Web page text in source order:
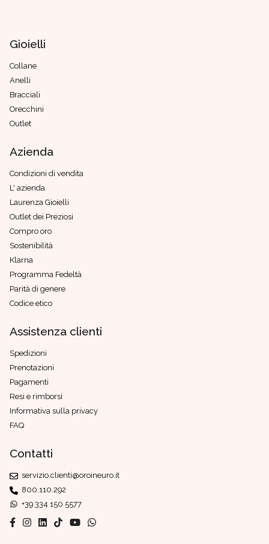
Gioielli
Collane
Anelli
Bracciali
Orecchini
Outlet
Azienda
Condizioni di vendita
L' azienda
Laurenza Gioielli
Outlet dei Preziosi
Compro oro
Sostenibilità
Klarna
Programma Fedeltà
Parità di genere
Codice etico
Assistenza clienti
Spedizioni
Prenotazioni
Pagamenti
Resi e rimborsi
Informativa sulla privacy
FAQ
Contatti
servizio.clienti@oroineuro.it
800.110.292
+39 334 150 5577